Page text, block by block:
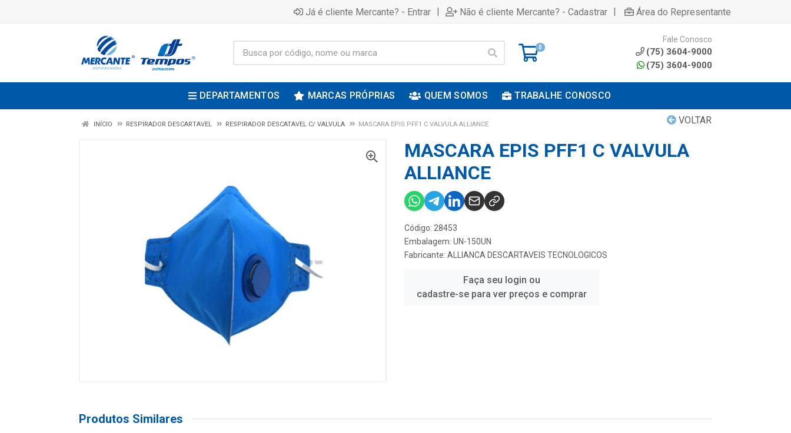
Já é cliente Mercante? - Entrar | Não é cliente Mercante? - Cadastrar | Área do Representante
0
Fale Conosco
(75) 3604-9000
(75) 3604-9000
DEPARTAMENTOS MARCAS PRÓPRIAS QUEM SOMOS TRABALHE CONOSCO
VOLTAR
INÍCIO RESPIRADOR DESCARTAVEL RESPIRADOR DESCATAVEL C/ VALVULA MASCARA EPIS PFF1 C VALVULA ALLIANCE
MASCARA EPIS PFF1 C VALVULA
ALLIANCE
Código: 28453
Embalagem: UN-150UN
Fabricante: ALLIANCA DESCARTAVEIS TECNOLOGICOS
Faça seu login ou
cadastre-se para ver preços e comprar
Produtos Similares